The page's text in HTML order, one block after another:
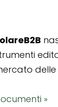
delle
»